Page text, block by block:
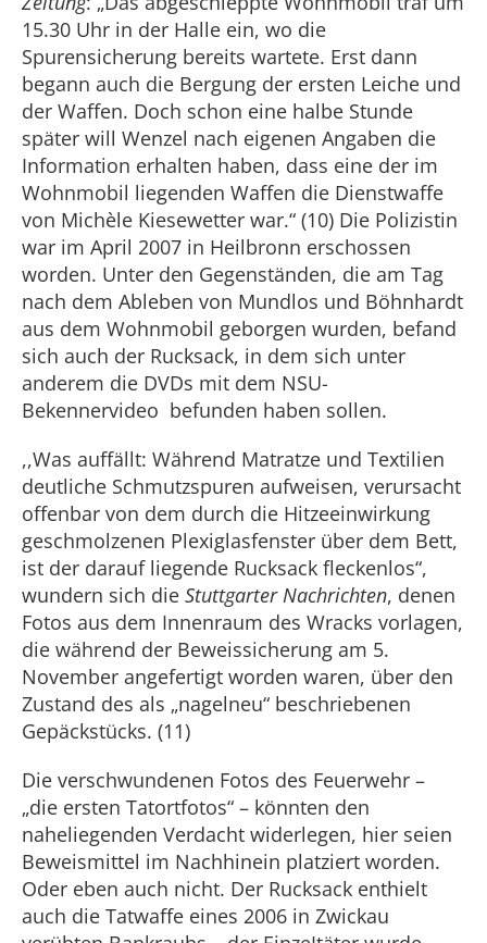
15.30 Uhr in der Halle ein, wo die
Spurensicherung bereits wartete. Erst dann
begann auch die Bergung der ersten Leiche und
der Waffen. Doch schon eine halbe Stunde
später will Wenzel nach eigenen Angaben die
Information erhalten haben, dass eine der im
Wohnmobil liegenden Waffen die Dienstwaffe
von Michèle Kiesewetter war.“ (10) Die Polizistin
war im April 2007 in Heilbronn erschossen
worden. Unter den Gegenständen, die am Tag
nach dem Ableben von Mundlos und Böhnhardt
aus dem Wohnmobil geborgen wurden, befand
sich auch der Rucksack, in dem sich unter
anderem die DVDs mit dem NSU-
Bekennervideo befunden haben sollen.
,,Was auffällt: Während Matratze und Textilien
deutliche Schmutzspuren aufweisen, verursacht
offenbar von dem durch die Hitzeeinwirkung
geschmolzenen Plexiglasfenster über dem Bett,
ist der darauf liegende Rucksack fleckenlos“,
wundern sich die Stuttgarter Nachrichten, denen
Fotos aus dem Innenraum des Wracks vorlagen,
die während der Beweissicherung am 5.
November angefertigt worden waren, über den
Zustand des als „nagelneu“ beschriebenen
Gepäckstücks. (11)
Die verschwundenen Fotos des Feuerwehr –
„die ersten Tatortfotos“ – könnten den
naheliegenden Verdacht widerlegen, hier seien
Beweismittel im Nachhinein platziert worden.
Oder eben auch nicht. Der Rucksack enthielt
auch die Tatwaffe eines 2006 in Zwickau